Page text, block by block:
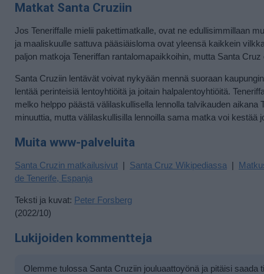
Matkat Santa Cruziin
Jos Teneriffalle mielii pakettimatkalle, ovat ne edullisimmillaan
ja maaliskuulle sattuva pääsiäisloma ovat yleensä kaikkein
paljon matkoja Teneriffan rantalomapaikkoihin, mutta Santa
Santa Cruziin lentävät voivat nykyään mennä suoraan
lentää perinteisiä lentoyhtiöitä ja joitain halpalentoyhtiöitä.
melko helppo päästä välilaskullisella lennolla talvikauden
minuuttia, mutta välilaskullisilla lennoilla sama matka voi kestää
Muita www-palveluita
Santa Cruzin matkailusivut | Santa Cruz Wikipediassa |
de Tenerife, Espanja
Teksti ja kuvat: Peter Forsberg
(2022/10)
Lukijoiden kommentteja
Olemme tulossa Santa Cruziin jouluaattoyönä ja pitäisi